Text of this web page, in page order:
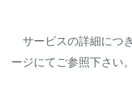
サービスの詳細につ
ージにてご参照下さい。